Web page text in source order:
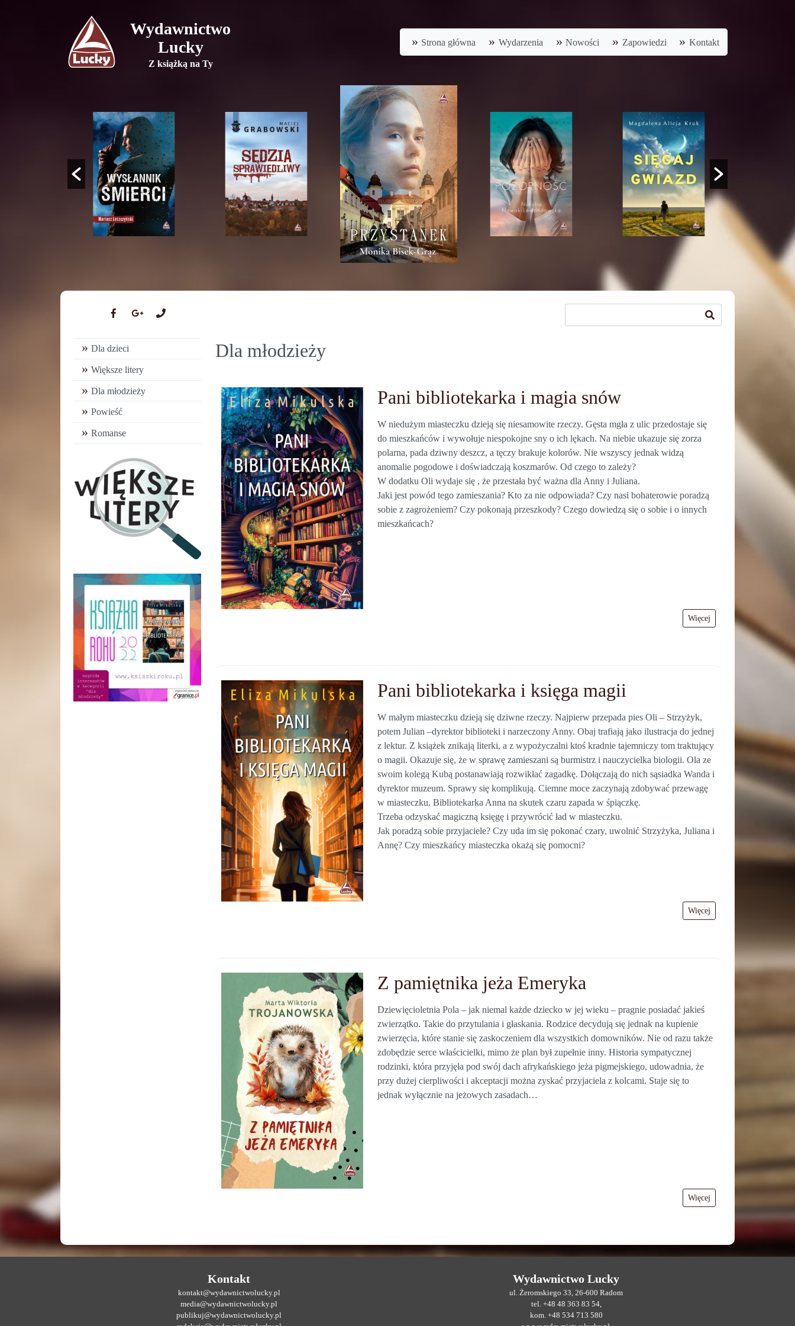
Wydawnictwo
Lucky
Z książką na Ty
Strona główna Wydarzenia Nowości Zapowiedzi Kontakt
Dla dzieci
Większe litery
Dla młodzieży
Powieść
Romanse
Dla młodzieży
Pani bibliotekarka i magia snów
W niedużym miasteczku dzieją się niesamowite rzeczy. Gęsta mgła z ulic przedostaje się
do mieszkańców i wywołuje niespokojne sny o ich lękach. Na niebie ukazuje się zorza
polarna, pada dziwny deszcz, a tęczy brakuje kolorów. Nie wszyscy jednak widzą
anomalie pogodowe i doświadczają koszmarów. Od czego to zależy?
W dodatku Oli wydaje się , że przestała być ważna dla Anny i Juliana.
Jaki jest powód tego zamieszania? Kto za nie odpowiada? Czy nasi bohaterowie poradzą
sobie z zagrożeniem? Czy pokonają przeszkody? Czego dowiedzą się o sobie i o innych
mieszkańcach?
Więcej
Pani bibliotekarka i księga magii
W małym miasteczku dzieją się dziwne rzeczy. Najpierw przepada pies Oli – Strzyżyk,
potem Julian –dyrektor biblioteki i narzeczony Anny. Obaj trafiają jako ilustracja do jednej
z lektur. Z książek znikają literki, a z wypożyczalni ktoś kradnie tajemniczy tom traktujący
o magii. Okazuje się, że w sprawę zamieszani są burmistrz i nauczycielka biologii. Ola ze
swoim kolegą Kubą postanawiają rozwikłać zagadkę. Dołączają do nich sąsiadka Wanda i
dyrektor muzeum. Sprawy się komplikują. Ciemne moce zaczynają zdobywać przewagę
w miasteczku. Bibliotekarka Anna na skutek czaru zapada w śpiączkę.
Trzeba odzyskać magiczną księgę i przywrócić ład w miasteczku.
Jak poradzą sobie przyjaciele? Czy uda im się pokonać czary, uwolnić Strzyżyka, Juliana i
Annę? Czy mieszkańcy miasteczka okażą się pomocni?
Więcej
Z pamiętnika jeża Emeryka
Dziewięcioletnia Pola – jak niemal każde dziecko w jej wieku – pragnie posiadać jakieś
zwierzątko. Takie do przytulania i głaskania. Rodzice decydują się jednak na kupienie
zwierzęcia, które stanie się zaskoczeniem dla wszystkich domowników. Nie od razu także
zdobędzie serce właścicielki, mimo że plan był zupełnie inny. Historia sympatycznej
rodzinki, która przyjęła pod swój dach afrykańskiego jeża pigmejskiego, udowadnia, że
przy dużej cierpliwości i akceptacji można zyskać przyjaciela z kolcami. Staje się to
jednak wyłącznie na jeżowych zasadach…
Więcej
Kontakt
kontakt@wydawnictwolucky.pl
media@wydawnictwolucky.pl
publikuj@wydawnictwolucky.pl
Wydawnictwo Lucky
ul. Żeromskiego 33, 26-600 Radom
tel. +48 48 363 83 54,
kom. +48 534 713 580